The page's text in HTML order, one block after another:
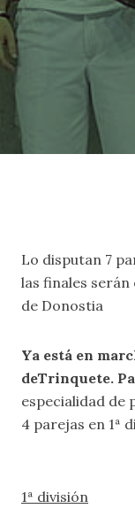
Lo disputan 7
las finales serán
de Donostia
Ya está en
deTrinquete.
especialidad de
4 parejas en 1ª
1ª división